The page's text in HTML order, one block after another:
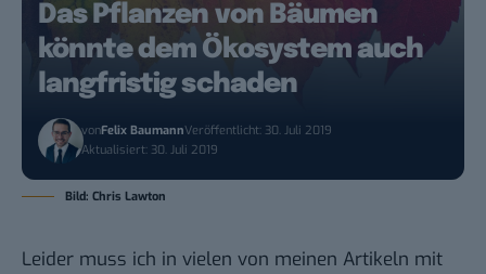
Das Pflanzen von Bäumen
könnte dem Ökosystem auch
langfristig schaden
vonFelix BaumannVeröffentlicht: 30. Juli 2019
Aktualisiert: 30. Juli 2019
Bild: Chris Lawton
Leider muss ich in vielen von meinen Artikeln mit